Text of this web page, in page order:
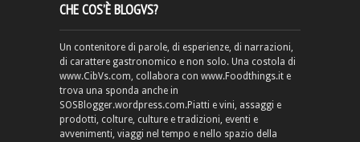
CHE COS’È BLOGVS?
Un contenitore di parole, di esperienze, di narrazioni,
di carattere gastronomico e non solo. Una costola di
www.CibVs.com, collabora con www.Foodthings.it e
trova una sponda anche in
SOSBlogger.wordpress.com.Piatti e vini, assaggi e
prodotti, colture, culture e tradizioni, eventi e
avvenimenti, viaggi nel tempo e nello spazio della